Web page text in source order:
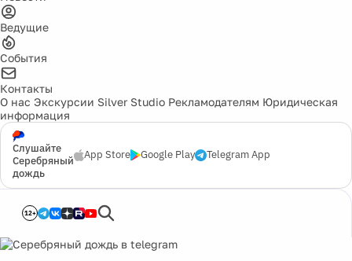
Ведущие
События
Контакты
О нас Экскурсии Silver Studio Рекламодателям Юридическая
информация
Слушайте
Серебряный
дождь
App Store Google Play Telegram App
12+